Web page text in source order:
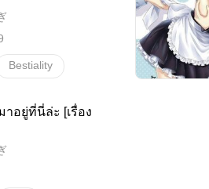
Bestiality
แฟนตาซี
อยู่ที่นี่ล่ะ [เรื่อง